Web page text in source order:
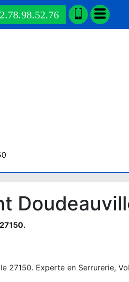
27150. Experte en Serrurerie,